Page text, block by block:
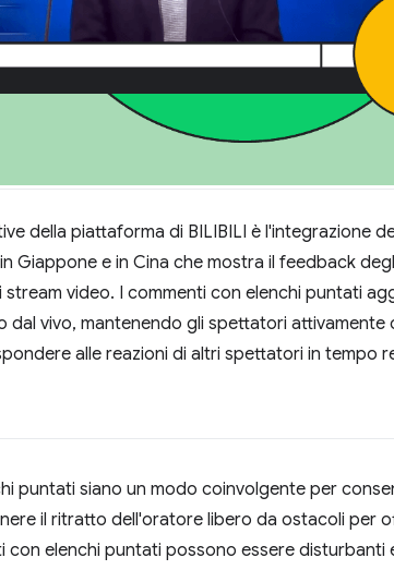
della piattaforma di BILIBILI è l'integrazione
Giappone e in Cina che mostra il feedback
video. I commenti con elenchi puntati
dal vivo, mantenendo gli spettatori
alle reazioni di altri spettatori in tempo
puntati siano un modo coinvolgente per
il ritratto dell'oratore libero da ostacoli per
con elenchi puntati possono essere